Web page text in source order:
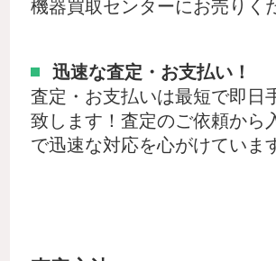
機器買取センターにお売りく
迅速な査定・お支払い！
査定・お支払いは最短で即日
致します！査定のご依頼から
で迅速な対応を心がけていま